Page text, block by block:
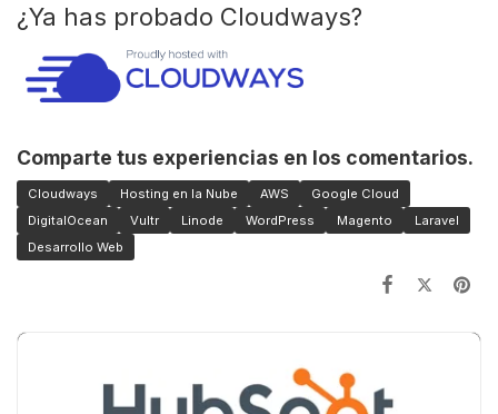
¿Ya has probado Cloudways?
Comparte tus experiencias en los comentarios.
Cloudways Hosting en la Nube AWS
Google Cloud
DigitalOcean
Vultr Linode WordPress Magento
Laravel
Desarrollo Web